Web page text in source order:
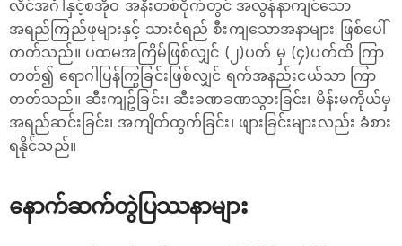
လိင်အင်္ဂါနှင့်စအိုဝ အနီးတစ်ဝိုက်တွင် အလွန်နာကျင်သော
အရည်ကြည်ဖုများနှင့် သားငံရည် စီးကျသောအနာများ ဖြစ်ပေါ်
တတ်သည်။ ပထမအကြိမ်ဖြစ်လျှင် (၂)ပတ် မှ (၄)ပတ်ထိ ကြာ
တတ်၍ ရောဂါပြန်ကြွခြင်းဖြစ်လျှင် ရက်အနည်းငယ်သာ ကြာ
တတ်သည်။ ဆီးကျဥ်ခြင်း၊ ဆီးခဏခဏသွားခြင်း၊ မိန်းမကိုယ်မှ
အရည်ဆင်းခြင်း၊ အကျိတ်ထွက်ခြင်း၊ ဖျားခြင်းများလည်း ခံစား
ရနိုင်သည်။
နောက်ဆက်တွဲပြဿနာများ